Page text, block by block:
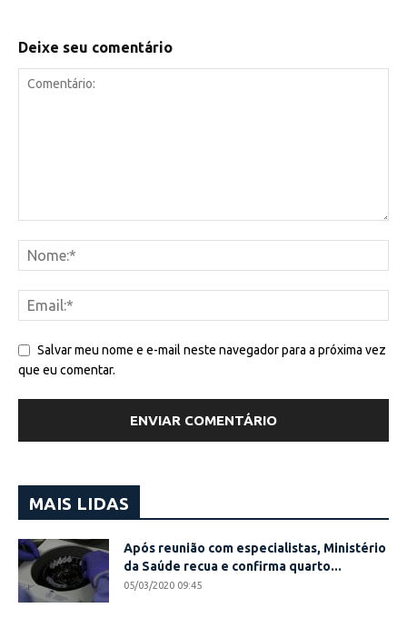
Deixe seu comentário
Salvar meu nome e e-mail neste navegador para a próxima vez
que eu comentar.
MAIS LIDAS
Após reunião com especialistas, Ministério
da Saúde recua e confirma quarto...
05/03/2020 09:45